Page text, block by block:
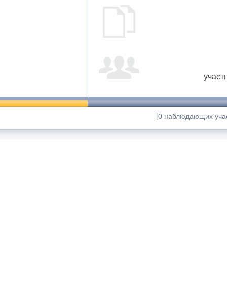
[0 наблюдающих